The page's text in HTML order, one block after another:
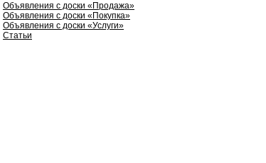
Объявления с доски «Продажа»
Объявления с доски «Покупка»
Объявления с доски «Услуги»
Статьи